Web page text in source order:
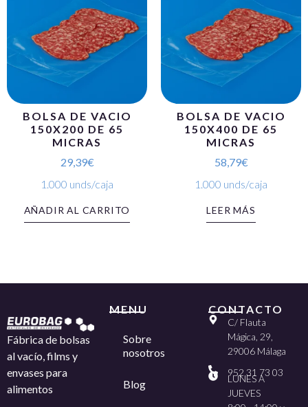
BOLSA DE VACIO
150X200 DE 65
MICRAS
29,39€
1.000 unds/caja
AÑADIR AL CARRITO
BOLSA DE VACIO
150X400 DE 65
MICRAS
58,79€
1.000 unds/caja
LEER MÁS
Fábrica de bolsas
al vacío, films y
envases para
alimentos
MENU
Sobre
nosotros
Blog
CONTACTO
C/ Flauta
Mágica, 29,
29006 Málaga
952 31 73 03
LUNES A
JUEVES